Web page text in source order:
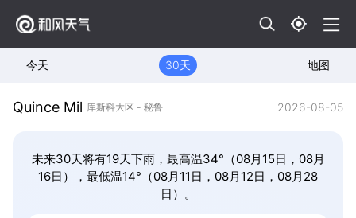
今天 30天 地图
Quince Mil 库斯科大区 - 秘鲁 2026-08-05
未来30天将有19天下雨，最高温34°（08月15日，08月
16日），最低温14°（08月11日，08月12日，08月28
日）。